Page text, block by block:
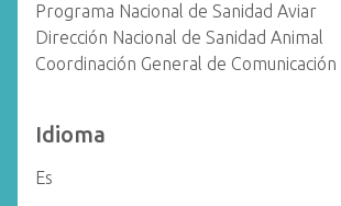
Programa Nacional de Sanidad Aviar
Dirección Nacional de Sanidad Animal
Coordinación General de
Idioma
Es